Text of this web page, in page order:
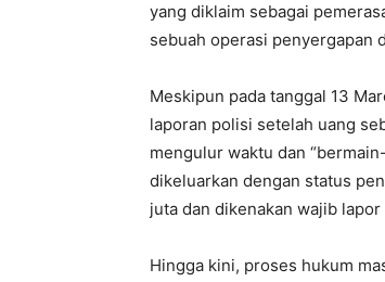
yang diklaim sebagai
sebuah operasi penyergapan
Meskipun pada tanggal 13
laporan polisi setelah uang
mengulur waktu dan
dikeluarkan dengan status
juta dan dikenakan wajib
Hingga kini, proses hukum